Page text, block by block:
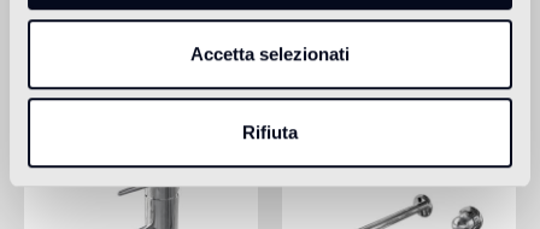
Accetta selezionati
Rifiuta
Prodotti Correlati